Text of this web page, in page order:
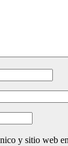
y sitio web